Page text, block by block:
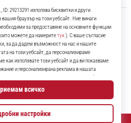
11teamsports.bg
ваши съотборници, представяйки ви
новите футболни продукти.
YouTube